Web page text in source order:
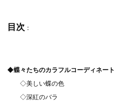
目次 ：
◆蝶々たちのカラフルコーディネート
◇美しい蝶の色
◇深紅のバラ